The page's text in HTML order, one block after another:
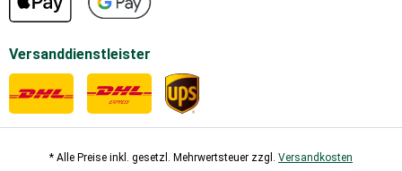
Versanddienstleister
* Alle Preise inkl. gesetzl. Mehrwertsteuer zzgl. Versandkosten